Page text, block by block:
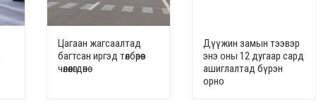
Цагаан жагсаалтад
багтсан иргэд төлбөрөөс
чөлөөлөгдөнө
Дүүжин замын тээвэр
энэ оны 12 дугаар сард
ашиглалтад бүрэн
орно